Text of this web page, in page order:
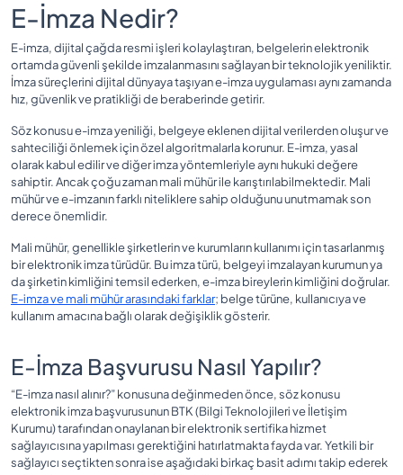
E-İmza Nedir?
E-imza, dijital çağda resmi işleri kolaylaştıran, belgelerin elektronik
ortamda güvenli şekilde imzalanmasını sağlayan bir teknolojik yeniliktir.
İmza süreçlerini dijital dünyaya taşıyan e-imza uygulaması aynı zamanda
hız, güvenlik ve pratikliği de beraberinde getirir.
Söz konusu e-imza yeniliği, belgeye eklenen dijital verilerden oluşur ve
sahteciliği önlemek için özel algoritmalarla korunur. E-imza, yasal
olarak kabul edilir ve diğer imza yöntemleriyle aynı hukuki değere
sahiptir. Ancak çoğu zaman mali mühür ile karıştırılabilmektedir. Mali
mühür ve e-imzanın farklı niteliklere sahip olduğunu unutmamak son
derece önemlidir.
Mali mühür, genellikle şirketlerin ve kurumların kullanımı için tasarlanmış
bir elektronik imza türüdür. Bu imza türü, belgeyi imzalayan kurumun ya
da şirketin kimliğini temsil ederken, e-imza bireylerin kimliğini doğrular.
E-imza ve mali mühür arasındaki farklar; belge türüne, kullanıcıya ve
kullanım amacına bağlı olarak değişiklik gösterir.
E-İmza Başvurusu Nasıl Yapılır?
“E-imza nasıl alınır?” konusuna değinmeden önce, söz konusu
elektronik imza başvurusunun BTK (Bilgi Teknolojileri ve İletişim
Kurumu) tarafından onaylanan bir elektronik sertifika hizmet
sağlayıcısına yapılması gerektiğini hatırlatmakta fayda var. Yetkili bir
sağlayıcı seçtikten sonra ise aşağıdaki birkaç basit adımı takip ederek